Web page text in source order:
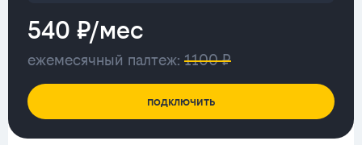
540 ₽/мес
ежемесячный палтеж: 1100 ₽
подключить